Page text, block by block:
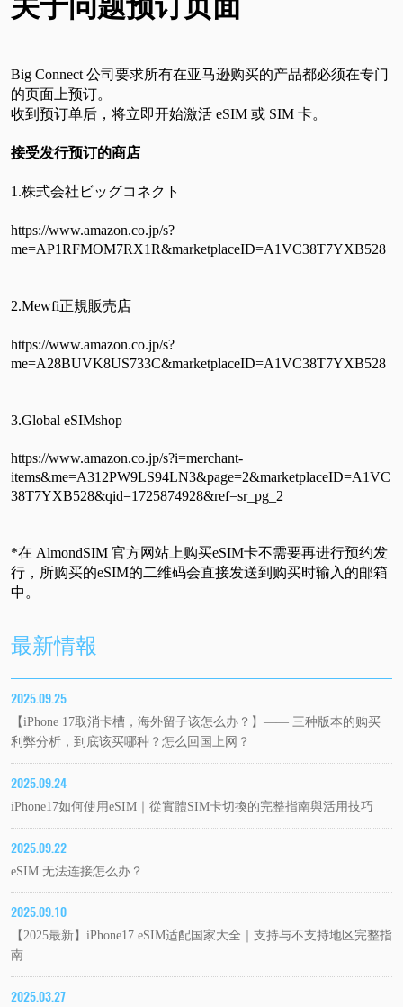
关于问题预订页面
Big Connect 公司要求所有在亚马逊购买的产品都必须在专门
的页面上预订。
收到预订单后，将立即开始激活 eSIM 或 SIM 卡。
接受发行预订的商店
1.株式会社ビッグコネクト
https://www.amazon.co.jp/s?
me=AP1RFMOM7RX1R&marketplaceID=A1VC38T7YXB528
2.Mewfi正規販売店
https://www.amazon.co.jp/s?
me=A28BUVK8US733C&marketplaceID=A1VC38T7YXB528
3.Global eSIMshop
https://www.amazon.co.jp/s?i=merchant-
items&me=A312PW9LS94LN3&page=2&marketplaceID=A1VC
38T7YXB528&qid=1725874928&ref=sr_pg_2
*在 AlmondSIM 官方网站上购买eSIM卡不需要再进行预约发
行，所购买的eSIM的二维码会直接发送到购买时输入的邮箱
中。
最新情報
2025.09.25
【iPhone 17取消卡槽，海外留子该怎么办？】—— 三种版本的购买
利弊分析，到底该买哪种？怎么回国上网？
2025.09.24
iPhone17如何使用eSIM｜從實體SIM卡切換的完整指南與活用技巧
2025.09.22
eSIM 无法连接怎么办？
2025.09.10
【2025最新】iPhone17 eSIM适配国家大全｜支持与不支持地区完整指
南
2025.03.27